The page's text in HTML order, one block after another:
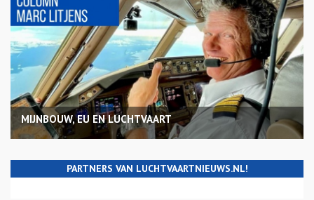
MIJNBOUW, EU EN LUCHTVAART
PARTNERS VAN LUCHTVAARTNIEUWS.NL!